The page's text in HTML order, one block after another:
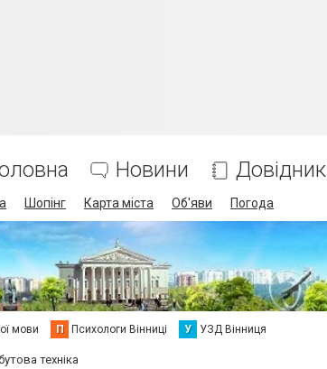
Новини Довідник
Шопінг Карта міста Об'яви Погода
мови П Психологи Вінниці У УЗД Вінниця
техніка